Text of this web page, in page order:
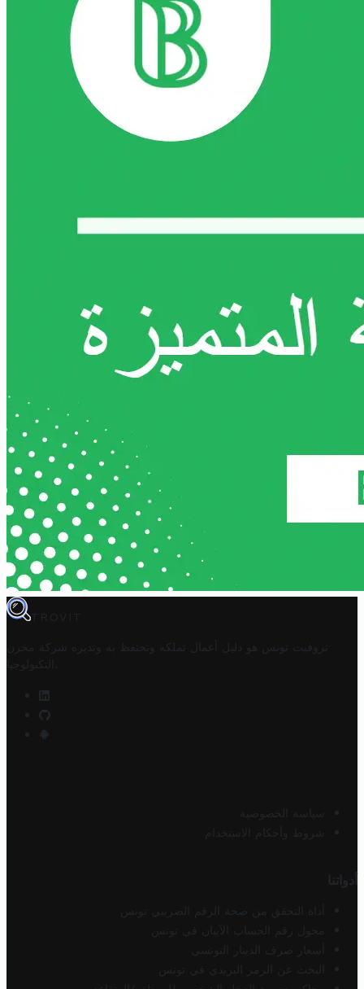
TROVIT
تروفيت تونس هو دليل أعمال تملكه وتحتفظ به وتديره
شركة مخزن
التكنولوجيا
سياسة الخصوصية
شروط وأحكام الاستخدام
أدواتنا
أداة التحقق من صحة الرقم الضريبي تونس
محول رقم الحساب الآيبان في تونس
أسعار صرف الدينار التونسي
البحث عن الرمز البريدي في تونس